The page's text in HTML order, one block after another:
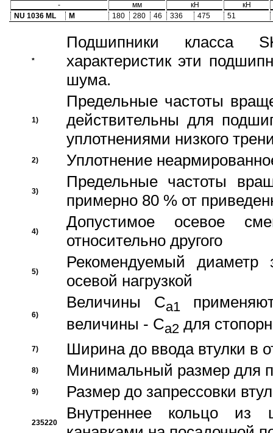
- мм кН
кН
NU 1036 ML
M 180 280 46 336 475 51
*
Подшипники класса
характеристик эти
шума.
1)
Предельные частоты
действительны для
уплотнениями низкого
2) Уплотнение
3)
Предельные частоты
примерно 80 % от
4)
Допустимое осевое
относительно другого
5)
Рекомендуемый диаметр
осевой нагрузкой
6)
Величины Ca1
величины - Ca2 для
7) Ширина до ввода втулки в
8) Минимальный размер для
9) Размер до запрессовки
235220
Внутреннее кольцо из